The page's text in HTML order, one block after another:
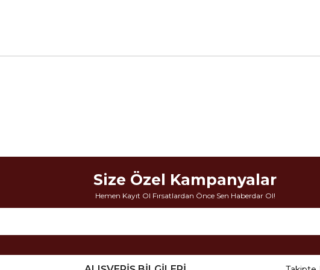
Size Özel Kampanyalar
Hemen Kayıt Ol Fırsatlardan Önce Sen Haberdar Ol!